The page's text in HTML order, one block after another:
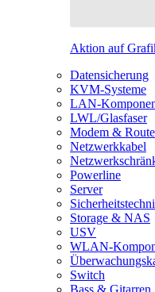
Aktion auf
Datensicherung
KVM-Systeme
LAN-
LWL/Glasfaser
Modem &
Netzwerkkabel
Powerline
Server
Storage & NAS
USV
WLAN-
Switch
Bass & Gitarren